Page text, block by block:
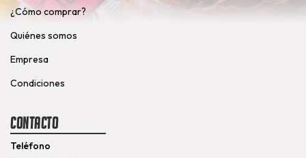
¿Cómo comprar?
Quiénes somos
Empresa
Condiciones
Contacto
Teléfono